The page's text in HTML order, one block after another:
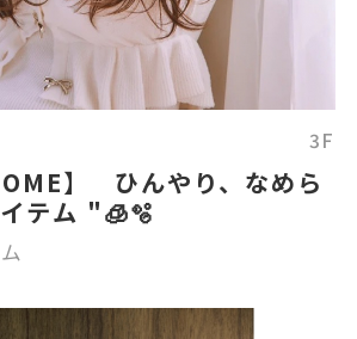
3F
】 ひんやり、なめら
か。" 新作アイテム "🧊🫧